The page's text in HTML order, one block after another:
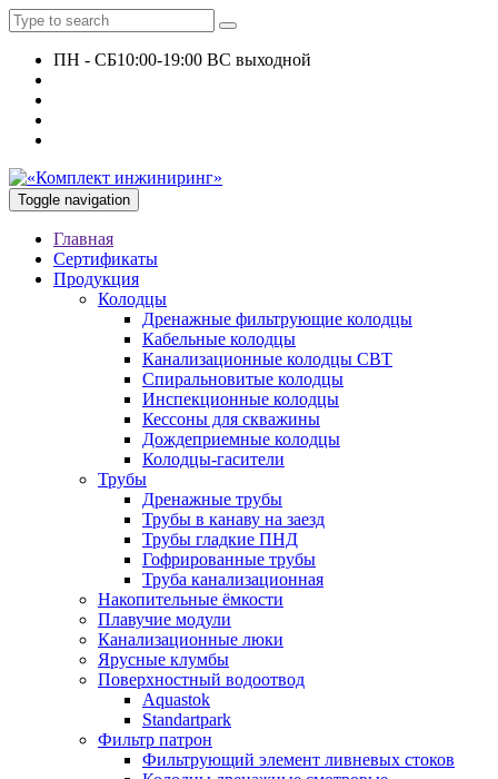
ПН - СБ10:00-19:00 ВС выходной
Toggle navigation
Главная
Сертификаты
Продукция
Колодцы
Дренажные фильтрующие колодцы
Кабельные колодцы
Канализационные колодцы СВТ
Спиральновитые колодцы
Инспекционные колодцы
Кессоны для скважины
Дождеприемные колодцы
Колодцы-гасители
Трубы
Дренажные трубы
Трубы в канаву на заезд
Трубы гладкие ПНД
Гофрированные трубы
Труба канализационная
Накопительные ёмкости
Плавучие модули
Канализационные люки
Ярусные клумбы
Поверхностный водоотвод
Aquastok
Standartpark
Фильтр патрон
Фильтрующий элемент ливневых стоков